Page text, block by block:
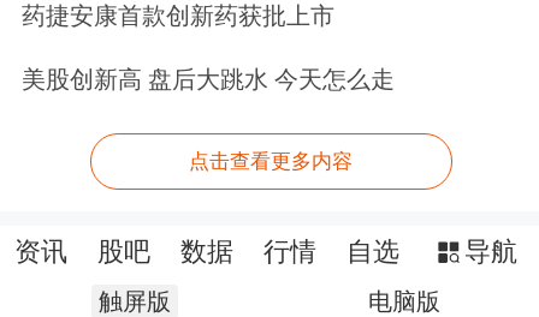
家，吴晓波在全国范围内拥有大量忠实
粉丝，其本人也是一名高产作家，著有
一百年》、《浩荡两千年》等畅销作
自从微信开始有订阅号(或称“公众号”)
药捷安康首款创新药获批上市
美股创新高 盘后大跳水 今天怎么走
点击查看更多内容
资讯 股吧 数据 行情 自选 导航
触屏版 电脑版